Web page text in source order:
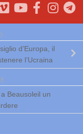
d’Europa, il
l’Ucraina
Beausoleil un